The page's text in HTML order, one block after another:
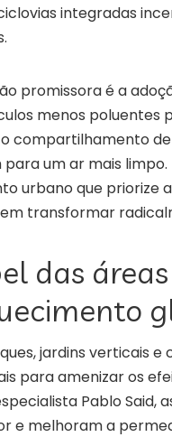
integradas
promissora é a
menos poluentes
compartilhamento
um ar mais
urbano que priorize
transformar
das
jardins verticais
para amenizar os
Pablo Said,
e melhoram a